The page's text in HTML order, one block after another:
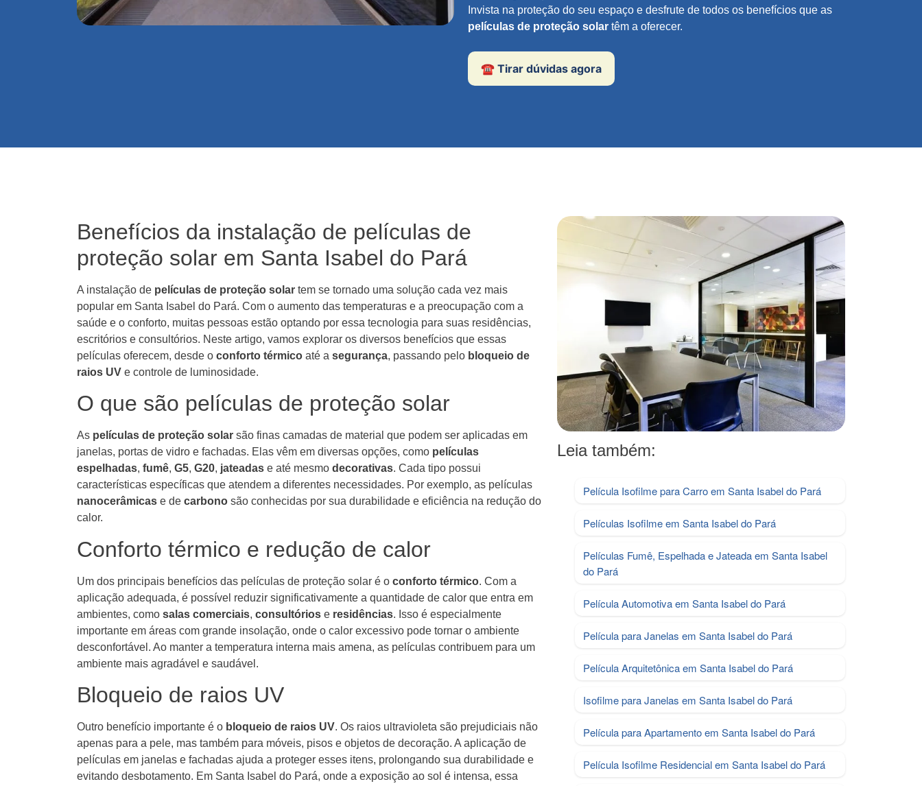
Invista na proteção do seu espaço e desfrute de todos os benefícios que as
películas de proteção solar têm a oferecer.
☎️ Tirar dúvidas agora
Benefícios da instalação de películas de
proteção solar em Santa Isabel do Pará
A instalação de películas de proteção solar tem se tornado uma solução cada vez mais
popular em Santa Isabel do Pará. Com o aumento das temperaturas e a preocupação com a
saúde e o conforto, muitas pessoas estão optando por essa tecnologia para suas residências,
escritórios e consultórios. Neste artigo, vamos explorar os diversos benefícios que essas
películas oferecem, desde o conforto térmico até a segurança, passando pelo bloqueio de
raios UV e controle de luminosidade.
O que são películas de proteção solar
As películas de proteção solar são finas camadas de material que podem ser aplicadas em
janelas, portas de vidro e fachadas. Elas vêm em diversas opções, como películas
espelhadas, fumê, G5, G20, jateadas e até mesmo decorativas. Cada tipo possui
características específicas que atendem a diferentes necessidades. Por exemplo, as películas
nanocerâmicas e de carbono são conhecidas por sua durabilidade e eficiência na redução do
calor.
Conforto térmico e redução de calor
Um dos principais benefícios das películas de proteção solar é o conforto térmico. Com a
aplicação adequada, é possível reduzir significativamente a quantidade de calor que entra em
ambientes, como salas comerciais, consultórios e residências. Isso é especialmente
importante em áreas com grande insolação, onde o calor excessivo pode tornar o ambiente
desconfortável. Ao manter a temperatura interna mais amena, as películas contribuem para um
ambiente mais agradável e saudável.
Bloqueio de raios UV
Outro benefício importante é o bloqueio de raios UV. Os raios ultravioleta são prejudiciais não
apenas para a pele, mas também para móveis, pisos e objetos de decoração. A aplicação de
películas em janelas e fachadas ajuda a proteger esses itens, prolongando sua durabilidade e
evitando desbotamento. Em Santa Isabel do Pará, onde a exposição ao sol é intensa, essa
Leia também:
Película Isofilme para Carro em Santa Isabel do Pará
Películas Isofilme em Santa Isabel do Pará
Películas Fumê, Espelhada e Jateada em Santa Isabel
do Pará
Película Automotiva em Santa Isabel do Pará
Película para Janelas em Santa Isabel do Pará
Película Arquitetônica em Santa Isabel do Pará
Isofilme para Janelas em Santa Isabel do Pará
Película para Apartamento em Santa Isabel do Pará
Película Isofilme Residencial em Santa Isabel do Pará